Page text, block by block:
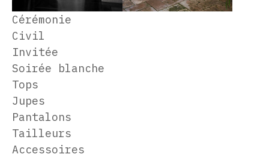
Cérémonie
Civil
Invitée
Soirée blanche
Tops
Jupes
Pantalons
Tailleurs
Accessoires